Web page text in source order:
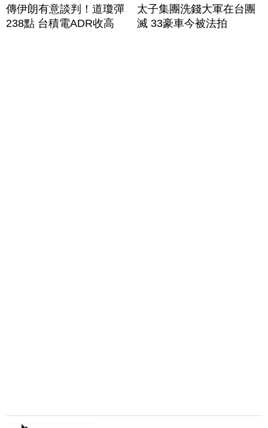
傳伊朗有意談判！道瓊彈
238點 台積電ADR收高
太子集團洗錢大軍在台團
滅 33豪車今被法拍